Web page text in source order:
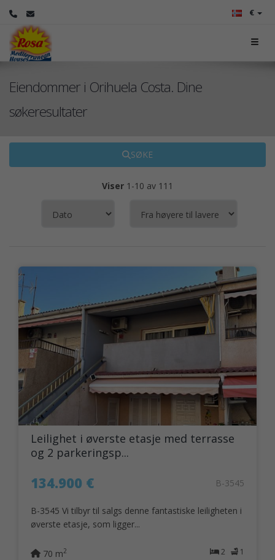
€
Eiendommer i Orihuela Costa. Dine
søkeresultater
SØKE
Viser 1-10 av 111
Leilighet i øverste etasje med terrasse
og 2 parkeringsp...
134.900 € B-3545
B-3545 Vi tilbyr til salgs denne fantastiske leiligheten i
øverste etasje, som ligger...
2 1
70 m2